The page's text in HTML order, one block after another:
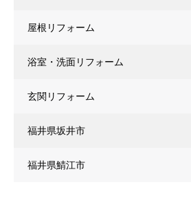
屋根リフォーム
浴室・洗面リフォーム
玄関リフォーム
福井県坂井市
福井県鯖江市